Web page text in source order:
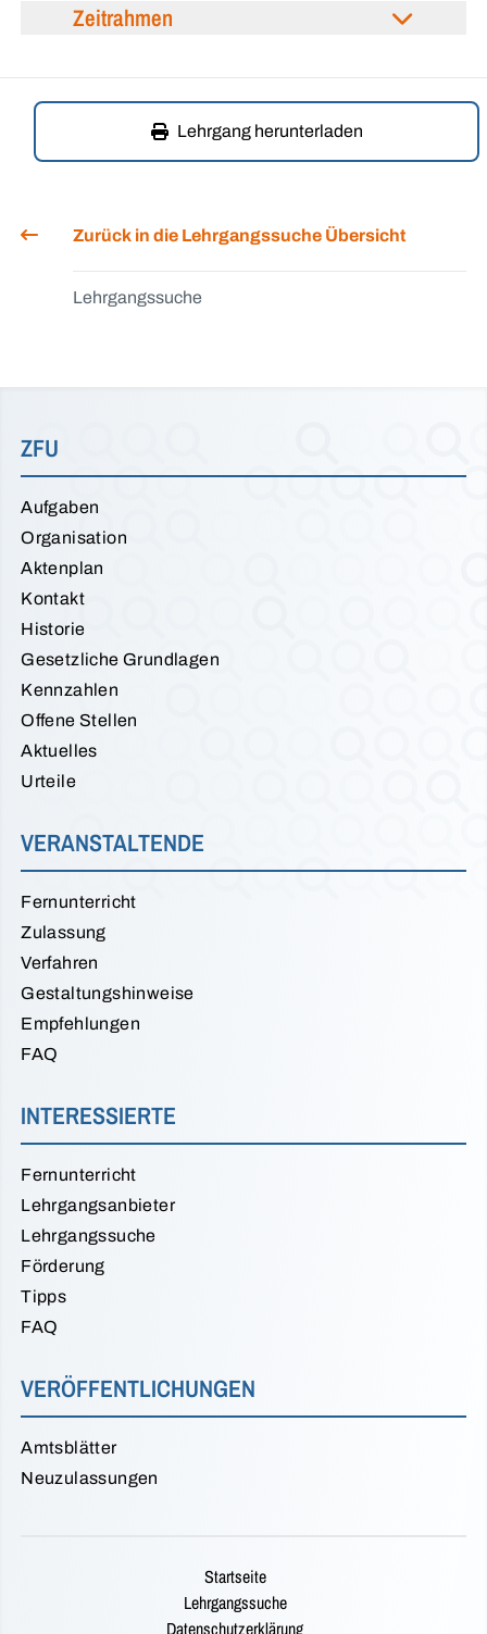
Zeitrahmen
Lehrgang herunterladen
Zurück in die Lehrgangssuche Übersicht
Lehrgangssuche
ZFU
Aufgaben
Organisation
Aktenplan
Kontakt
Historie
Gesetzliche Grundlagen
Kennzahlen
Offene Stellen
Aktuelles
Urteile
VERANSTALTENDE
Fernunterricht
Zulassung
Verfahren
Gestaltungshinweise
Empfehlungen
FAQ
INTERESSIERTE
Fernunterricht
Lehrgangsanbieter
Lehrgangssuche
Förderung
Tipps
FAQ
VERÖFFENTLICHUNGEN
Amtsblätter
Neuzulassungen
Startseite
Lehrgangssuche
Datenschutzerklärung